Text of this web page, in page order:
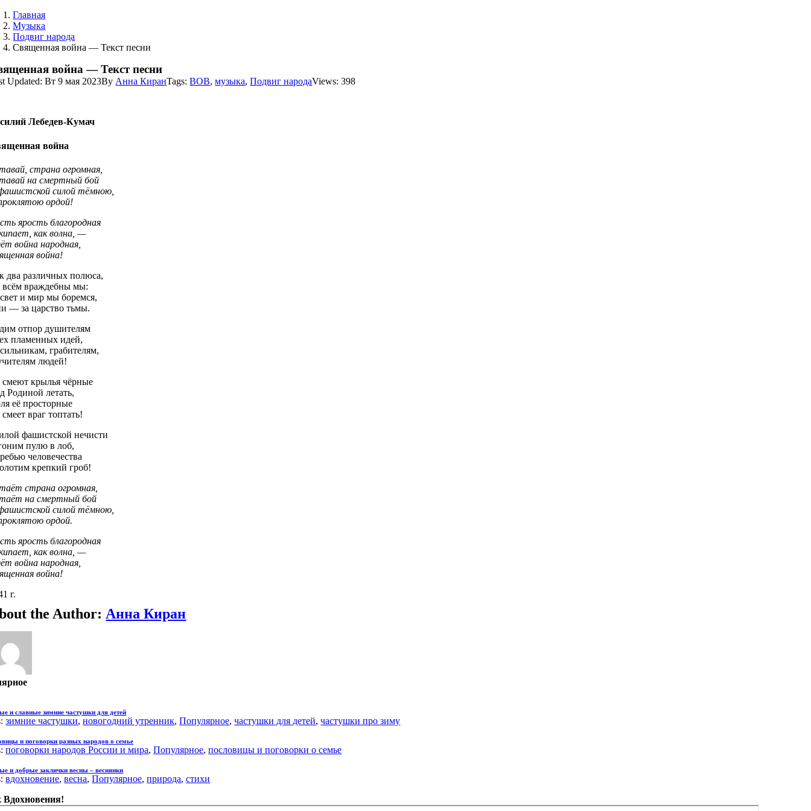
Главная
Музыка
Подвиг народа
Священная война — Текст песни
война — Текст песни
Updated: Вт 9 мая 2023By Анна КиранTags:ВОВ,музыка,Подвиг народаViews: 398
Лебедев-Кумач
война
страна огромная,
на смертный бой
силой тёмною,
ордой!
ярость благородная
как волна, —
война народная,
война!
два различных полюса,
всём враждебны мы:
и мир мы боремся,
— за царство тьмы.
отпор душителям
пламенных идей,
грабителям,
людей!
крылья чёрные
Родиной летать,
её просторные
враг топтать!
фашистской нечисти
пулю в лоб,
человечества
крепкий гроб!
страна огромная,
на смертный бой
силой тёмною,
ордой.
ярость благородная
как волна, —
война народная,
война!
г.
the Author: Анна Киран
и славные зимние частушки для детей
зимние частушки,новогодний утренник,Популярное,частушки для детей,частушки про зиму
и поговорки разных народов о семье
поговорки народов России и мира,Популярное,пословицы и поговорки о семье
и добрые заклички весны – веснянки
вдохновение,весна,Популярное,природа,стихи
Вдохновения!